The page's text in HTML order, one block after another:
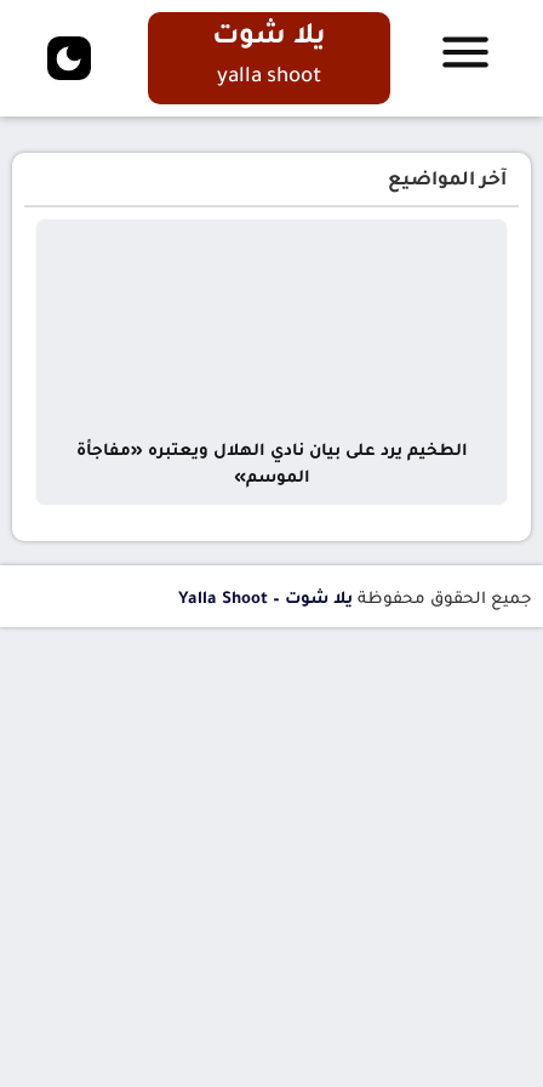
يلا شوت
yalla shoot
آخر المواضيع
الطخيم يرد على بيان نادي الهلال ويعتبره «مفاجأة
الموسم»
جميع الحقوق محفوظة يلا شوت – Yalla Shoot